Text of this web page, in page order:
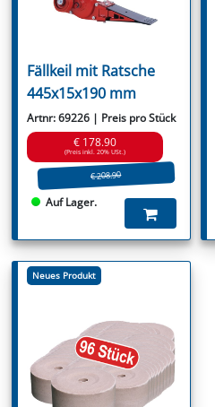
Fällkeil mit Ratsche
445x15x190 mm
Artnr: 69226 | Preis pro Stück
€ 178.90
(Preis inkl. 20% USt.)
€ 208.90
Auf Lager.
Neues Produkt